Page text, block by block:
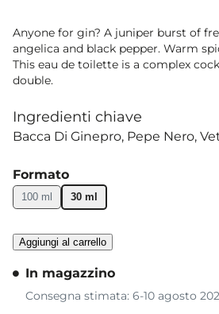
Anyone for gin? A juniper burst of
angelica and black pepper. Warm
This eau de toilette is a complex
double.
Ingredienti chiave
Bacca Di Ginepro Pepe Nero
Formato
100 ml 30 ml
Aggiungi al carrello
In magazzino
Consegna stimata: 6-10 agosto